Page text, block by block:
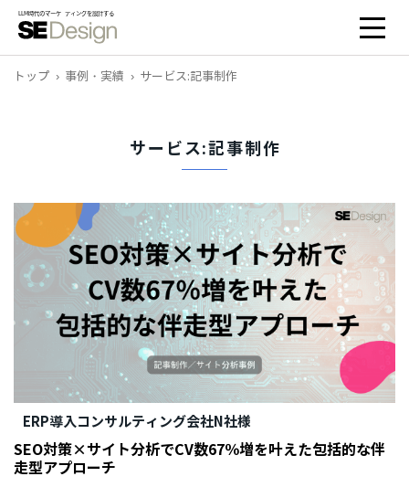
トップ 事例・実績 サービス:記事制作
サービス:記事制作
ERP導入コンサルティング会社N社様
SEO対策×サイト分析でCV数67％増を叶えた包括的な伴
走型アプローチ